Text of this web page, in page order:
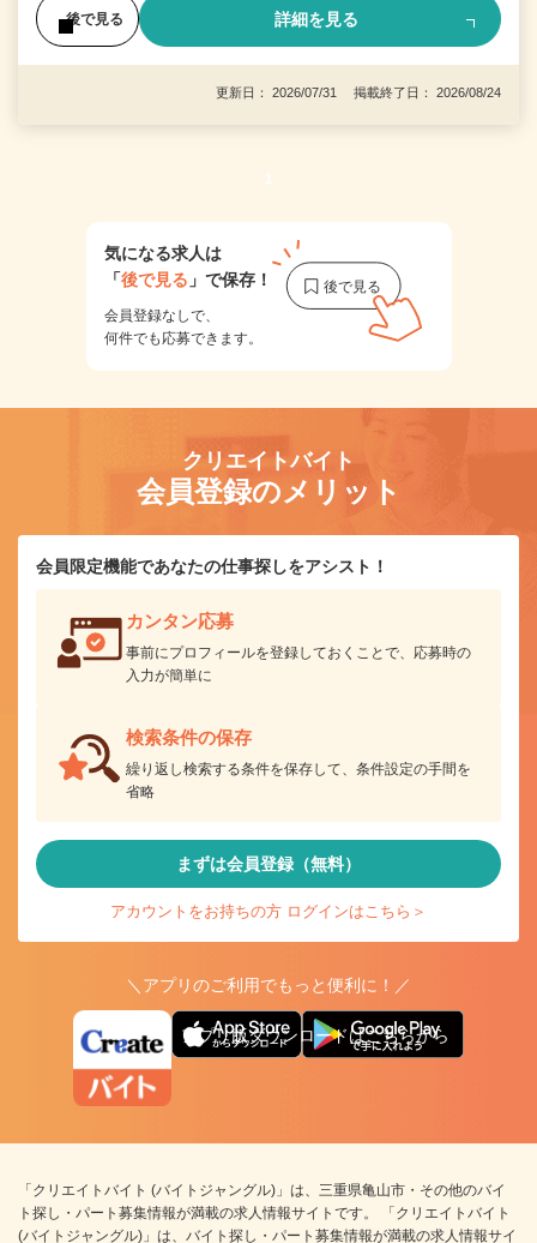
後で見る 詳細を見る
更新日： 2026/07/31 掲載終了日： 2026/08/24
1
気になる求人は
「後で見る 」で保存！
会員登録なしで、
何件でも応募できます。
クリエイトバイト
会員登録のメリット
会員限定機能であなたの仕事探しをアシスト！
カンタン応募
事前にプロフィールを登録しておくことで、応募時の
入力が簡単に
検索条件の保存
繰り返し検索する条件を保存して、条件設定の手間を
省略
まずは会員登録（無料）
アカウントをお持ちの方 ログインはこちら＞
＼アプリのご利用でもっと便利に！／
アプリ版ダウンロードはこちらから
「クリエイトバイト (バイトジャングル)」は、三重県亀山市・その他のバイ
ト探し・パート募集情報が満載の求人情報サイトです。 「クリエイトバイト
(バイトジャングル)」は、バイト探し・パート募集情報が満載の求人情報サイ